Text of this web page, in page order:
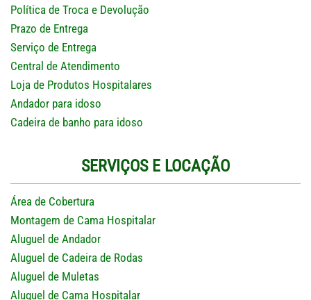
Política de Troca e Devolução
Prazo de Entrega
Serviço de Entrega
Central de Atendimento
Loja de Produtos Hospitalares
Andador para idoso
Cadeira de banho para idoso
SERVIÇOS E LOCAÇÃO
Área de Cobertura
Montagem de Cama Hospitalar
Aluguel de Andador
Aluguel de Cadeira de Rodas
Aluguel de Muletas
Aluguel de Cama Hospitalar